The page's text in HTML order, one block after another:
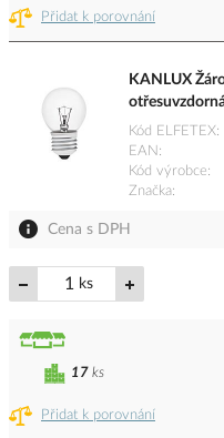
Přidat k porovnání
KANLUX
Kód ELFETEX
EAN
Kód výrobce
Značka
Cena s DPH
ks
Přidat k porovnání
17 ks